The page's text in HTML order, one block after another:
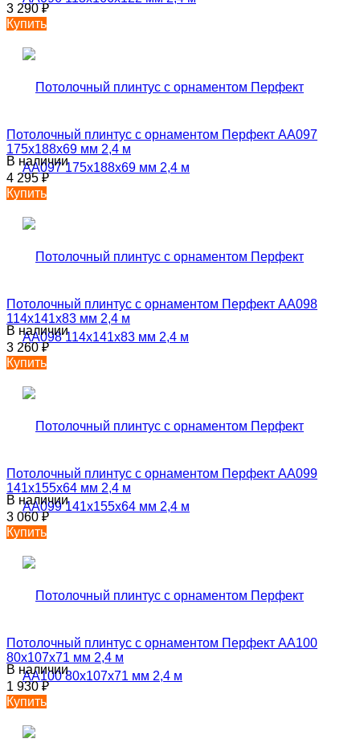
3 290₽
Купить
Потолочный плинтус с орнаментом Перфект AA097
175х188х69 мм 2,4 м
В наличии
4 295₽
Купить
Потолочный плинтус с орнаментом Перфект AA098
114х141х83 мм 2,4 м
В наличии
3 260₽
Купить
Потолочный плинтус с орнаментом Перфект AA099
141х155х64 мм 2,4 м
В наличии
3 060₽
Купить
Потолочный плинтус с орнаментом Перфект AA100
80х107х71 мм 2,4 м
В наличии
1 930₽
Купить